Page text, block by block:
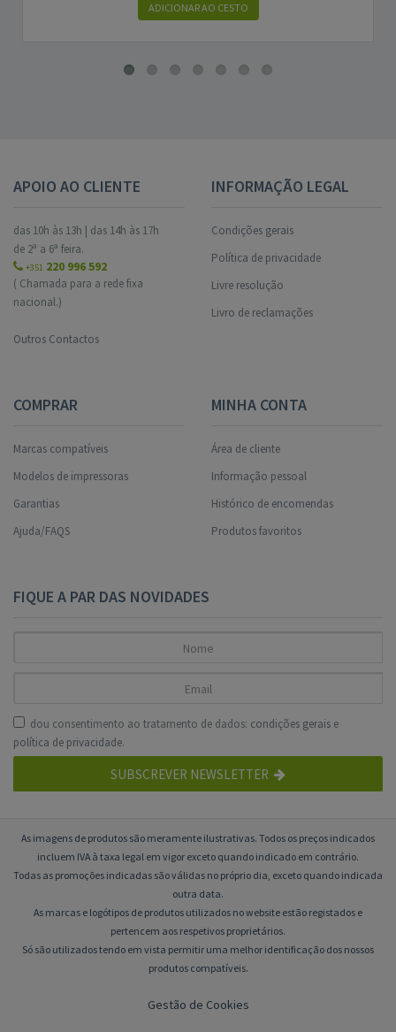
ADICIONAR AO CESTO
APOIO AO CLIENTE
das 10h às 13h | das 14h às 17h
de 2ª a 6ª feira.
+351 220 996 592
( Chamada para a rede fixa
nacional.)
Outros Contactos
INFORMAÇÃO LEGAL
Condições gerais
Política de privacidade
Livre resolução
Livro de reclamações
COMPRAR
Marcas compatíveis
Modelos de impressoras
Garantias
Ajuda/FAQS
MINHA CONTA
Área de cliente
Informação pessoal
Histórico de encomendas
Produtos favoritos
FIQUE A PAR DAS NOVIDADES
dou consentimento ao tratamento de dados: condições gerais e
política de privacidade.
SUBSCREVER NEWSLETTER
As imagens de produtos são meramente ilustrativas. Todos os preços indicados
incluem IVA à taxa legal em vigor exceto quando indicado em contrário.
Todas as promoções indicadas são válidas no próprio dia, exceto quando indicada
outra data.
As marcas e logótipos de produtos utilizados no website estão registados e
pertencem aos respetivos proprietários.
Só são utilizados tendo em vista permitir uma melhor identificação dos nossos
produtos compatíveis.
Gestão de Cookies